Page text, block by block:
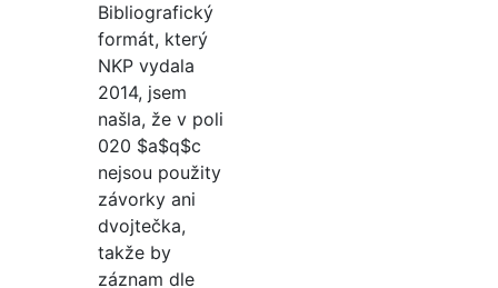
Bibliografický
formát, který
NKP vydala
2014, jsem
našla, že v poli
020 $a$q$c
nejsou použity
závorky ani
dvojtečka,
takže by
záznam dle